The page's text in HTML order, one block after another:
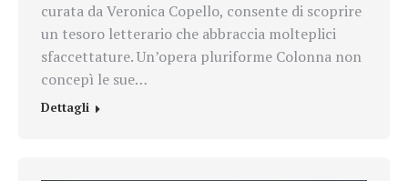
curata da Veronica Copello, consente di scoprire
un tesoro letterario che abbraccia molteplici
sfaccettature. Un’opera pluriforme Colonna non
concepì le sue…
Dettagli